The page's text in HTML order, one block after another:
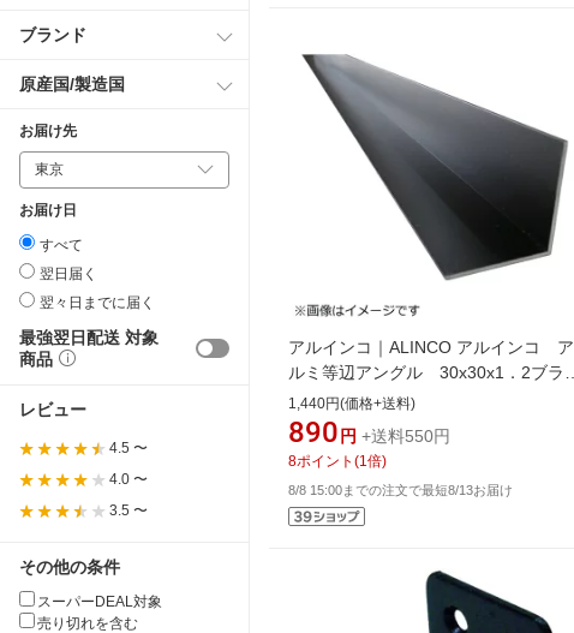
ブランド
原産国/製造国
お届け先
お届け日
すべて
翌日届く
翌々日までに届く
最強翌日配送 対象
商品
レビュー
4.5 〜
4.0 〜
3.5 〜
その他の条件
スーパーDEAL対象
売り切れを含む
アルインコ｜ALINCO アルインコ ア
ルミ等辺アングル 30x30x1．2ブラッ
ク 1m HP204KS
1,440円(価格+送料)
890 円 +送料550円
8ポイント (1 倍)
8/8 15:00までの注文で最短8/13お届け